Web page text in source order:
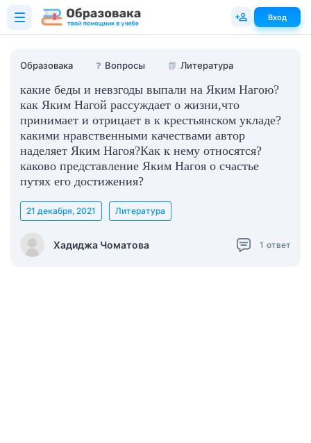
Образовака ❓ Вопросы 📗 Литература
какие беды и невзгоды выпали на Яким Нагою?
как Яким Нагой рассуждает о жизни,что
принимает и отрицает в к крестьянском укладе?
какими нравственными качествами автор
наделяет Яким Нагоя?Как к нему относятся?
каково представление Яким Нагоя о счастье
путях его достижения?
Хадиджа Чоматова
21 декабря, 2021 Литература
1 ответ
Вход